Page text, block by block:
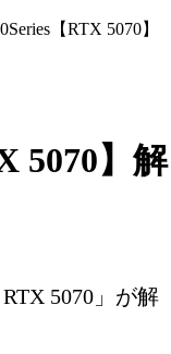
【RTX 5070】
5070】解
5070」が解